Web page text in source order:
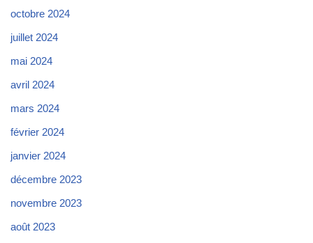
octobre 2024
juillet 2024
mai 2024
avril 2024
mars 2024
février 2024
janvier 2024
décembre 2023
novembre 2023
août 2023